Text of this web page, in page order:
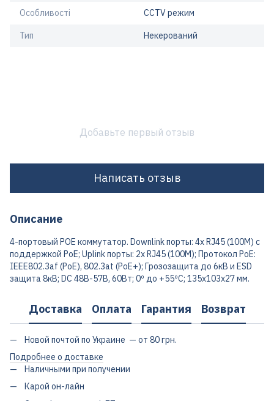
Особливості CCTV режим
Тип Некерований
Добавьте первый отзыв
Написать отзыв
Описание
4-портовый POE коммутатор. Downlink порты: 4x RJ45 (100M) с
поддержкой PoE; Uplink порты: 2x RJ45 (100M); Протокол PoE:
IEEE802.3af (PoE), 802.3at (PoE+); Грозозащита до 6кВ и ESD
защита 8кВ; DC 48В-57В, 60Вт; 0º до +55ºC; 135х103х27 мм.
Доставка Оплата Гарантия Возврат
Новой почтой по Украине — от 80 грн.
Подробнее о доставке
Наличными при получении
Карой он-лайн